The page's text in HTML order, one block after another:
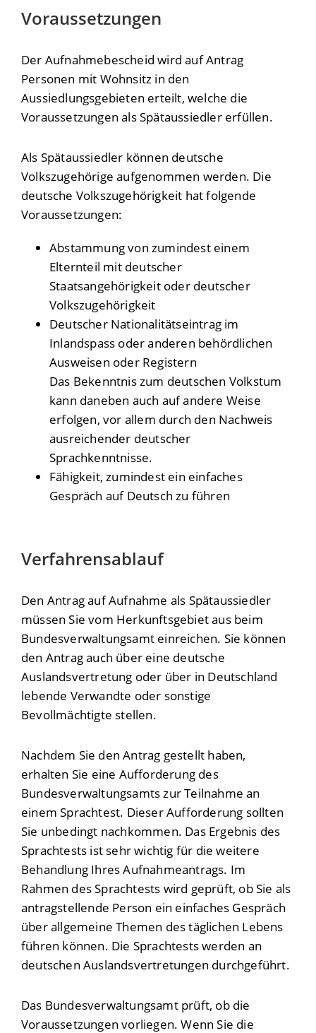
Voraussetzungen
Der Aufnahmebescheid wird auf Antrag
Personen mit Wohnsitz in den
Aussiedlungsgebieten erteilt, welche die
Voraussetzungen als Spätaussiedler erfüllen.
Als Spätaussiedler können deutsche
Volkszugehörige aufgenommen werden. Die
deutsche Volkszugehörigkeit hat folgende
Voraussetzungen:
Abstammung von zumindest einem
Elternteil mit deutscher
Staatsangehörigkeit oder deutscher
Volkszugehörigkeit
Deutscher Nationalitätseintrag im
Inlandspass oder anderen behördlichen
Ausweisen oder Registern
Das Bekenntnis zum deutschen Volkstum
kann daneben auch auf andere Weise
erfolgen, vor allem durch den Nachweis
ausreichender deutscher
Sprachkenntnisse.
Fähigkeit, zumindest ein einfaches
Gespräch auf Deutsch zu führen
Verfahrensablauf
Den Antrag auf Aufnahme als Spätaussiedler
müssen Sie vom Herkunftsgebiet aus beim
Bundesverwaltungsamt einreichen. Sie können
den Antrag auch über eine deutsche
Auslandsvertretung oder über in Deutschland
lebende Verwandte oder sonstige
Bevollmächtigte stellen.
Nachdem Sie den Antrag gestellt haben,
erhalten Sie eine Aufforderung des
Bundesverwaltungsamts zur Teilnahme an
einem Sprachtest. Dieser Aufforderung sollten
Sie unbedingt nachkommen. Das Ergebnis des
Sprachtests ist sehr wichtig für die weitere
Behandlung Ihres Aufnahmeantrags. Im
Rahmen des Sprachtests wird geprüft, ob Sie als
antragstellende Person ein einfaches Gespräch
über allgemeine Themen des täglichen Lebens
führen können. Die Sprachtests werden an
deutschen Auslandsvertretungen durchgeführt.
Das Bundesverwaltungsamt prüft, ob die
Voraussetzungen vorliegen. Wenn Sie die